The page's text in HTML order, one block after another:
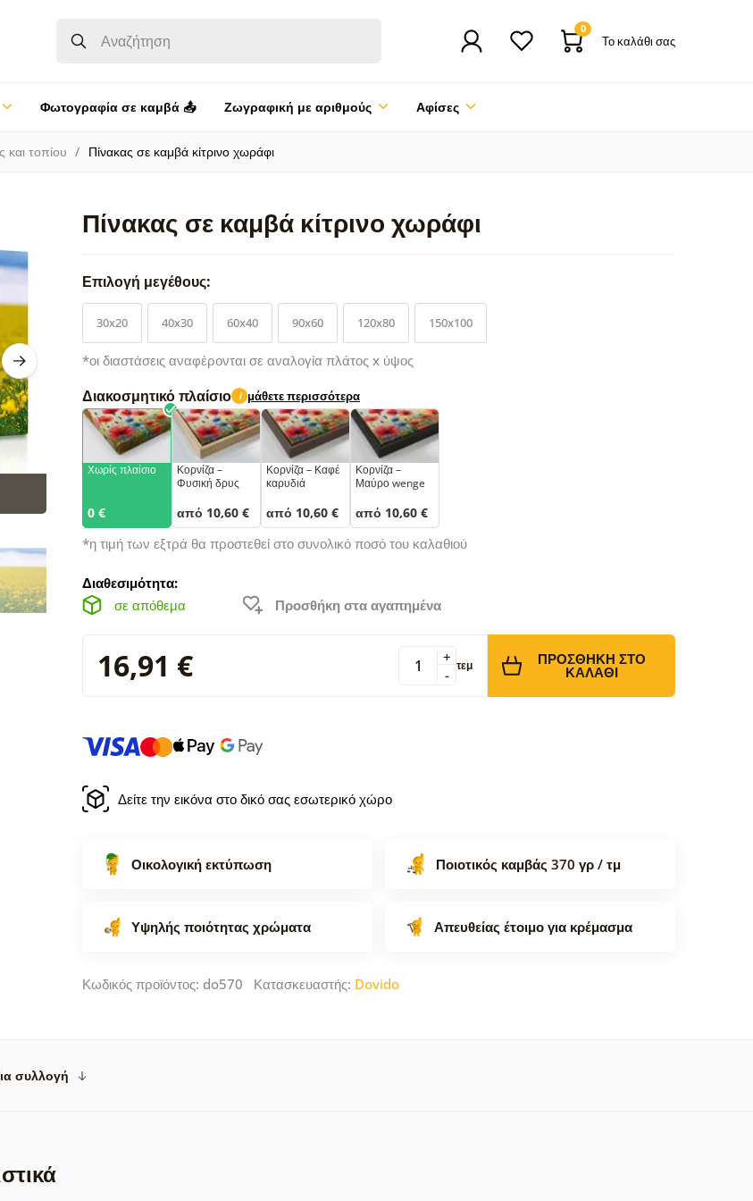
0
Το καλάθι σας
Φωτογραφία σε καμβά 📤 Ζωγραφική με αριθμούς Αφίσες
και τοπίου Πίνακας σε καμβά κίτρινο χωράφι
Πίνακας σε καμβά κίτρινο χωράφι
Επιλογή μεγέθους:
30x20 40x30 60x40 90x60 120x80 150x100
*οι διαστάσεις αναφέρονται σε αναλογία πλάτος x ύψος
Διακοσμητικό πλαίσιο i μάθετε περισσότερα
Χωρίς πλαίσιο
0 €
Κορνίζα –
Φυσική δρυς
από 10,60 €
Κορνίζα – Καφέ
καρυδιά
από 10,60 €
Κορνίζα –
Μαύρο wenge
από 10,60 €
*η τιμή των εξτρά θα προστεθεί στο συνολικό ποσό του καλαθιού
Διαθεσιμότητα:
σε απόθεμα
Προσθήκη στα αγαπημένα
16,91 € -
+ τεμ ΠΡΟΣΘΉΚΗ ΣΤΟ
ΚΑΛΆΘΙ
Δείτε την εικόνα στο δικό σας εσωτερικό χώρο
Οικολογική εκτύπωση Ποιοτικός καμβάς 370 γρ / τμ
Υψηλής ποιότητας χρώματα Απευθείας έτοιμο για κρέμασμα
Κωδικός προϊόντος: do570 Κατασκευαστής: Dovido
συλλογή